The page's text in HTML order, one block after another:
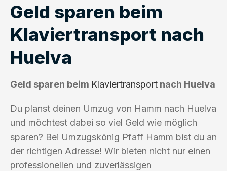
Geld sparen beim
Klaviertransport nach
Huelva
Geld sparen beim Klaviertransport nach Huelva
Du planst deinen Umzug von Hamm nach Huelva
und möchtest dabei so viel Geld wie möglich
sparen? Bei Umzugskönig Pfaff Hamm bist du an
der richtigen Adresse! Wir bieten nicht nur einen
professionellen und zuverlässigen